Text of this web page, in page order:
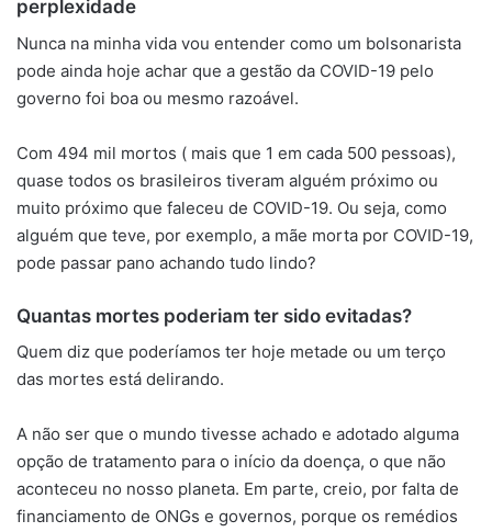
perplexidade
Nunca na minha vida vou entender como um bolsonarista
pode ainda hoje achar que a gestão da COVID-19 pelo
governo foi boa ou mesmo razoável.
Com 494 mil mortos ( mais que 1 em cada 500 pessoas),
quase todos os brasileiros tiveram alguém próximo ou
muito próximo que faleceu de COVID-19. Ou seja, como
alguém que teve, por exemplo, a mãe morta por COVID-19,
pode passar pano achando tudo lindo?
Quantas mortes poderiam ter sido evitadas?
Quem diz que poderíamos ter hoje metade ou um terço
das mortes está delirando.
A não ser que o mundo tivesse achado e adotado alguma
opção de tratamento para o início da doença, o que não
aconteceu no nosso planeta. Em parte, creio, por falta de
financiamento de ONGs e governos, porque os remédios